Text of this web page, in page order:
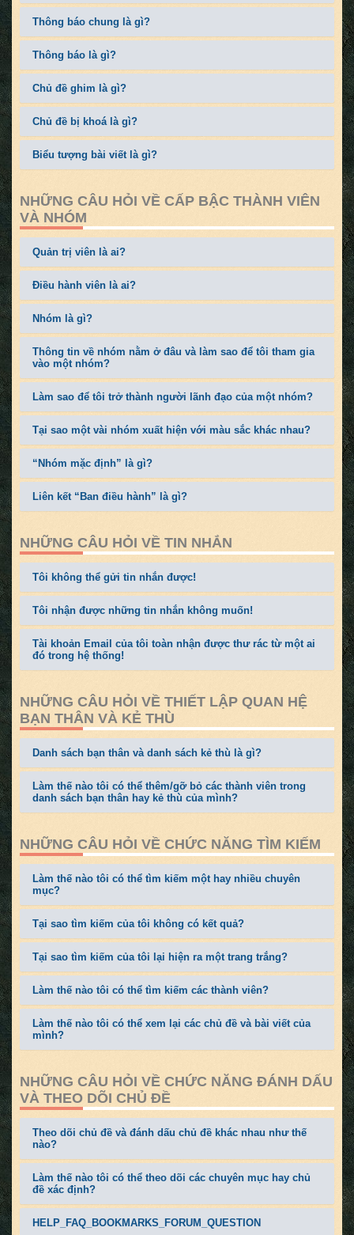
Thông báo chung là gì?
Thông báo là gì?
Chủ đề ghim là gì?
Chủ đề bị khoá là gì?
Biểu tượng bài viết là gì?
NHỮNG CÂU HỎI VỀ CẤP BẬC THÀNH VIÊN
VÀ NHÓM
Quản trị viên là ai?
Điều hành viên là ai?
Nhóm là gì?
Thông tin về nhóm nằm ở đâu và làm sao để tôi tham gia
vào một nhóm?
Làm sao để tôi trở thành người lãnh đạo của một nhóm?
Tại sao một vài nhóm xuất hiện với màu sắc khác nhau?
“Nhóm mặc định” là gì?
Liên kết “Ban điều hành” là gì?
NHỮNG CÂU HỎI VỀ TIN NHẮN
Tôi không thể gửi tin nhắn được!
Tôi nhận được những tin nhắn không muốn!
Tài khoản Email của tôi toàn nhận được thư rác từ một ai
đó trong hệ thống!
NHỮNG CÂU HỎI VỀ THIẾT LẬP QUAN HỆ
BẠN THÂN VÀ KẺ THÙ
Danh sách bạn thân và danh sách kẻ thù là gì?
Làm thế nào tôi có thể thêm/gỡ bỏ các thành viên trong
danh sách bạn thân hay kẻ thù của mình?
NHỮNG CÂU HỎI VỀ CHỨC NĂNG TÌM KIẾM
Làm thế nào tôi có thể tìm kiếm một hay nhiều chuyên
mục?
Tại sao tìm kiếm của tôi không có kết quả?
Tại sao tìm kiếm của tôi lại hiện ra một trang trắng?
Làm thế nào tôi có thể tìm kiếm các thành viên?
Làm thế nào tôi có thể xem lại các chủ đề và bài viết của
mình?
NHỮNG CÂU HỎI VỀ CHỨC NĂNG ĐÁNH DẤU
VÀ THEO DÕI CHỦ ĐỀ
Theo dõi chủ đề và đánh dấu chủ đề khác nhau như thế
nào?
Làm thế nào tôi có thể theo dõi các chuyên mục hay chủ
đề xác định?
HELP_FAQ_BOOKMARKS_FORUM_QUESTION